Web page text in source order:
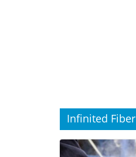
Infinited Fiber